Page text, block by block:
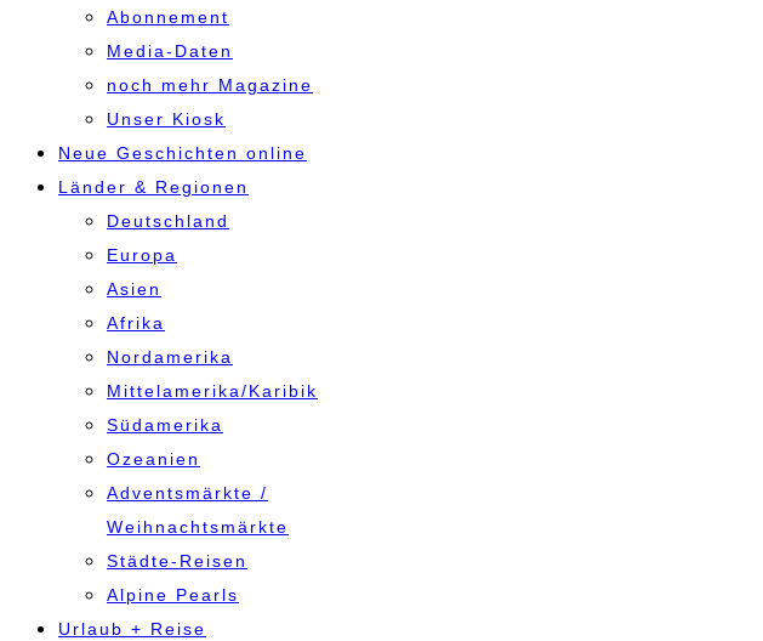
Abonnement
Media-Daten
noch mehr Magazine
Unser Kiosk
Neue Geschichten online
Länder & Regionen
Deutschland
Europa
Asien
Afrika
Nordamerika
Mittelamerika/Karibik
Südamerika
Ozeanien
Adventsmärkte /
Weihnachtsmärkte
Städte-Reisen
Alpine Pearls
Urlaub + Reise